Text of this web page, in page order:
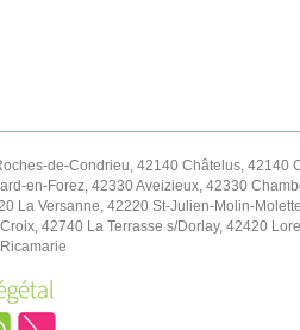
de-Condrieu, 42140 Châtelus, 42140
en-Forez, 42330 Aveizieux, 42330
La Versanne, 42220 St-Julien-Molin-
42740 La Terrasse s/Dorlay, 42420